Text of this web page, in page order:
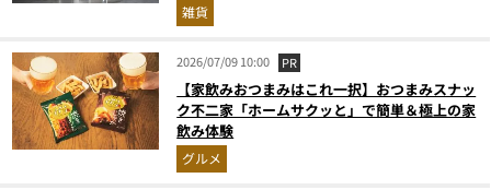
雑貨
2026/07/09 10:00 PR
【家飲みおつまみはこれ一択】おつまみスナッ
ク不二家「ホームサクッと」で簡単＆極上の家
飲み体験
グルメ